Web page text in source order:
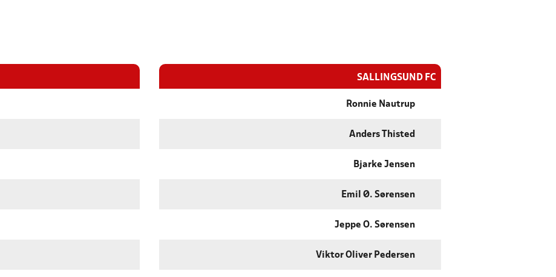
SALLINGSUND FC
Ronnie Nautrup
Anders Thisted
Bjarke Jensen
Emil Ø. Sørensen
Jeppe O. Sørensen
Viktor Oliver Pedersen